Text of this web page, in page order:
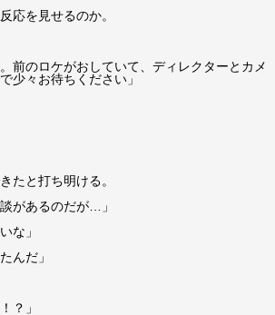
応を見せるのか。
前のロケがおしていて、ディレクターとカメ
少々お待ちください」
たと打ち明ける。
があるのだが…」
な」
んだ」
？」